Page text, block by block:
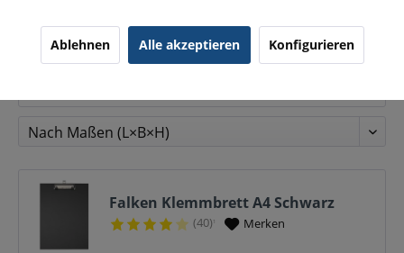
Klemmbrett: Top-Modelle ab 1,99 €
Falken Klemmbrett A4 Schwarz
(40)¹ Merken
Ablehnen Alle akzeptieren Konfigurieren